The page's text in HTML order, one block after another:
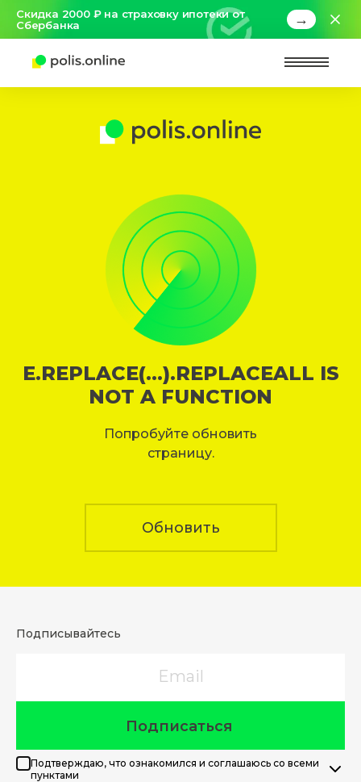
Скидка 2000 ₽ на страховку ипотеки от
Сбербанка
→
E.REPLACE(...).REPLACEALL IS
NOT A FUNCTION
Попробуйте обновить
страницу.
Обновить
Подписывайтесь
Подписаться
Подтверждаю, что ознакомился и соглашаюсь со всеми
пунктами